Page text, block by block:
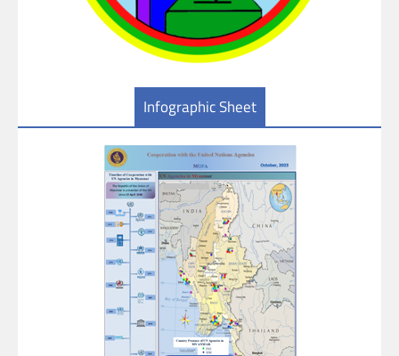
Infographic Sheet